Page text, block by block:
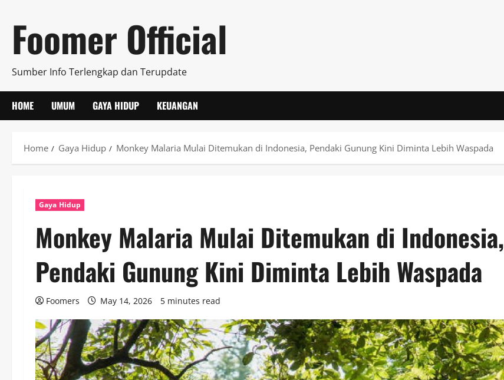
content
Foomer Official
Sumber Info Terlengkap dan Terupdate
HOME UMUM GAYA HIDUP KEUANGAN
Home Gaya Hidup Monkey Malaria Mulai Ditemukan di Indonesia, Pendaki Gunung Kini Diminta Lebih Waspada
Gaya Hidup
Monkey Malaria Mulai Ditemukan di Indonesia,
Pendaki Gunung Kini Diminta Lebih Waspada
Foomers May 14, 2026 5 minutes read